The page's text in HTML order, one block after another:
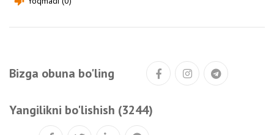
Bizga obuna bo'ling
Yangilikni bo'lishish (3244)